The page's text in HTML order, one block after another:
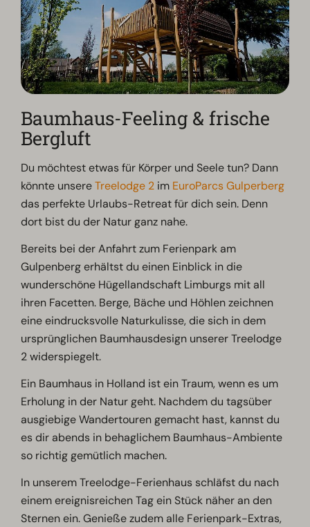
Baumhaus-Feeling & frische
Bergluft
Du möchtest etwas für Körper und Seele tun? Dann
könnte unsereTreelodge 2 im EuroParcs Gulperberg
das perfekte Urlaubs-Retreat für dich sein. Denn
dort bist du der Natur ganz nahe.
Bereits bei der Anfahrt zum Ferienpark am
Gulpenberg erhältst du einen Einblick in die
wunderschöne Hügellandschaft Limburgs mit all
ihren Facetten. Berge, Bäche und Höhlen zeichnen
eine eindrucksvolle Naturkulisse, die sich in dem
ursprünglichen Baumhausdesign unserer Treelodge
2 widerspiegelt.
Ein Baumhaus in Holland ist ein Traum, wenn es um
Erholung in der Natur geht. Nachdem du tagsüber
ausgiebige Wandertouren gemacht hast, kannst du
es dir abends in behaglichem Baumhaus-Ambiente
so richtig gemütlich machen.
In unserem Treelodge-Ferienhaus schläfst du nach
einem ereignisreichen Tag ein Stück näher an den
Sternen ein. Genieße zudem alle Ferienpark-Extras,